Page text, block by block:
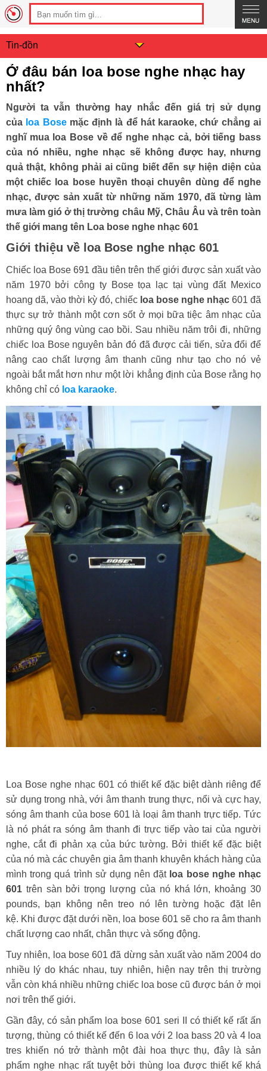
Tin-đồn
Ở đâu bán loa bose nghe nhạc hay
nhất?
Người ta vẫn thường hay nhắc đến giá trị sử dụng
của loa Bosemặc định là để hát karaoke, chứ chẳng ai
nghĩ mua loa Bose về để nghe nhạc cả, bởi tiếng bass
của nó nhiều, nghe nhạc sẽ không được hay, nhưng
quả thật, không phải ai cũng biết đến sự hiện diện của
một chiếc loa bose huyền thoại chuyên dùng để nghe
nhạc, được sản xuất từ những năm 1970, đã từng làm
mưa làm gió ở thị trường châu Mỹ, Châu Âu và trên toàn
thế giới mang tên Loa bose nghe nhạc 601
Giới thiệu về loa Bose nghe nhạc 601
Chiếc loa Bose 691 đầu tiên trên thế giới được sản xuất vào
năm 1970 bởi công ty Bose tọa lạc tại vùng đất Mexico
hoang dã, vào thời kỳ đó, chiếc loa bose nghe nhạc 601 đã
thực sự trở thành một cơn sốt ở mọi bữa tiệc âm nhạc của
những quý ông vùng cao bồi. Sau nhiều năm trôi đi, những
chiếc loa Bose nguyên bản đó đã được cải tiến, sửa đổi để
nâng cao chất lượng âm thanh cũng như tạo cho nó vẻ
ngoài bắt mắt hơn như một lời khẳng định của Bose rằng họ
không chỉ có loa karaoke.
Loa Bose nghe nhạc 601 có thiết kế đặc biệt dành riêng để
sử dụng trong nhà, với âm thanh trung thực, nổi và cực hay,
sóng âm thanh của bose 601 là loại âm thanh trực tiếp. Tức
là nó phát ra sóng âm thanh đi trực tiếp vào tai của người
nghe, cắt đi phản xạ của bức tường. Bởi thiết kế đặc biệt
của nó mà các chuyên gia âm thanh khuyên khách hàng của
mình trong quá trình sử dụng nên đặt loa bose nghe nhạc
601 trên sàn bởi trọng lượng của nó khá lớn, khoảng 30
pounds, bạn không nên treo nó lên tường hoặc đặt lên
kệ. Khi được đặt dưới nền, loa bose 601 sẽ cho ra âm thanh
chất lượng cao nhất, chân thực và sống động.
Tuy nhiên, loa bose 601 đã dừng sản xuất vào năm 2004 do
nhiều lý do khác nhau, tuy nhiên, hiện nay trên thị trường
vẫn còn khá nhiều những chiếc loa bose cũ được bán ở mọi
nơi trên thế giới.
Gần đây, có sản phẩm loa bose 601 seri II có thiết kế rất ấn
tượng, thùng có thiết kế đến 6 loa với 2 loa bass 20 và 4 loa
tres khiến nó trở thành một đài hoa thực thụ, đây là sản
phẩm nghe nhạc rất tuyệt bởi thùng loa được thiết kế khá